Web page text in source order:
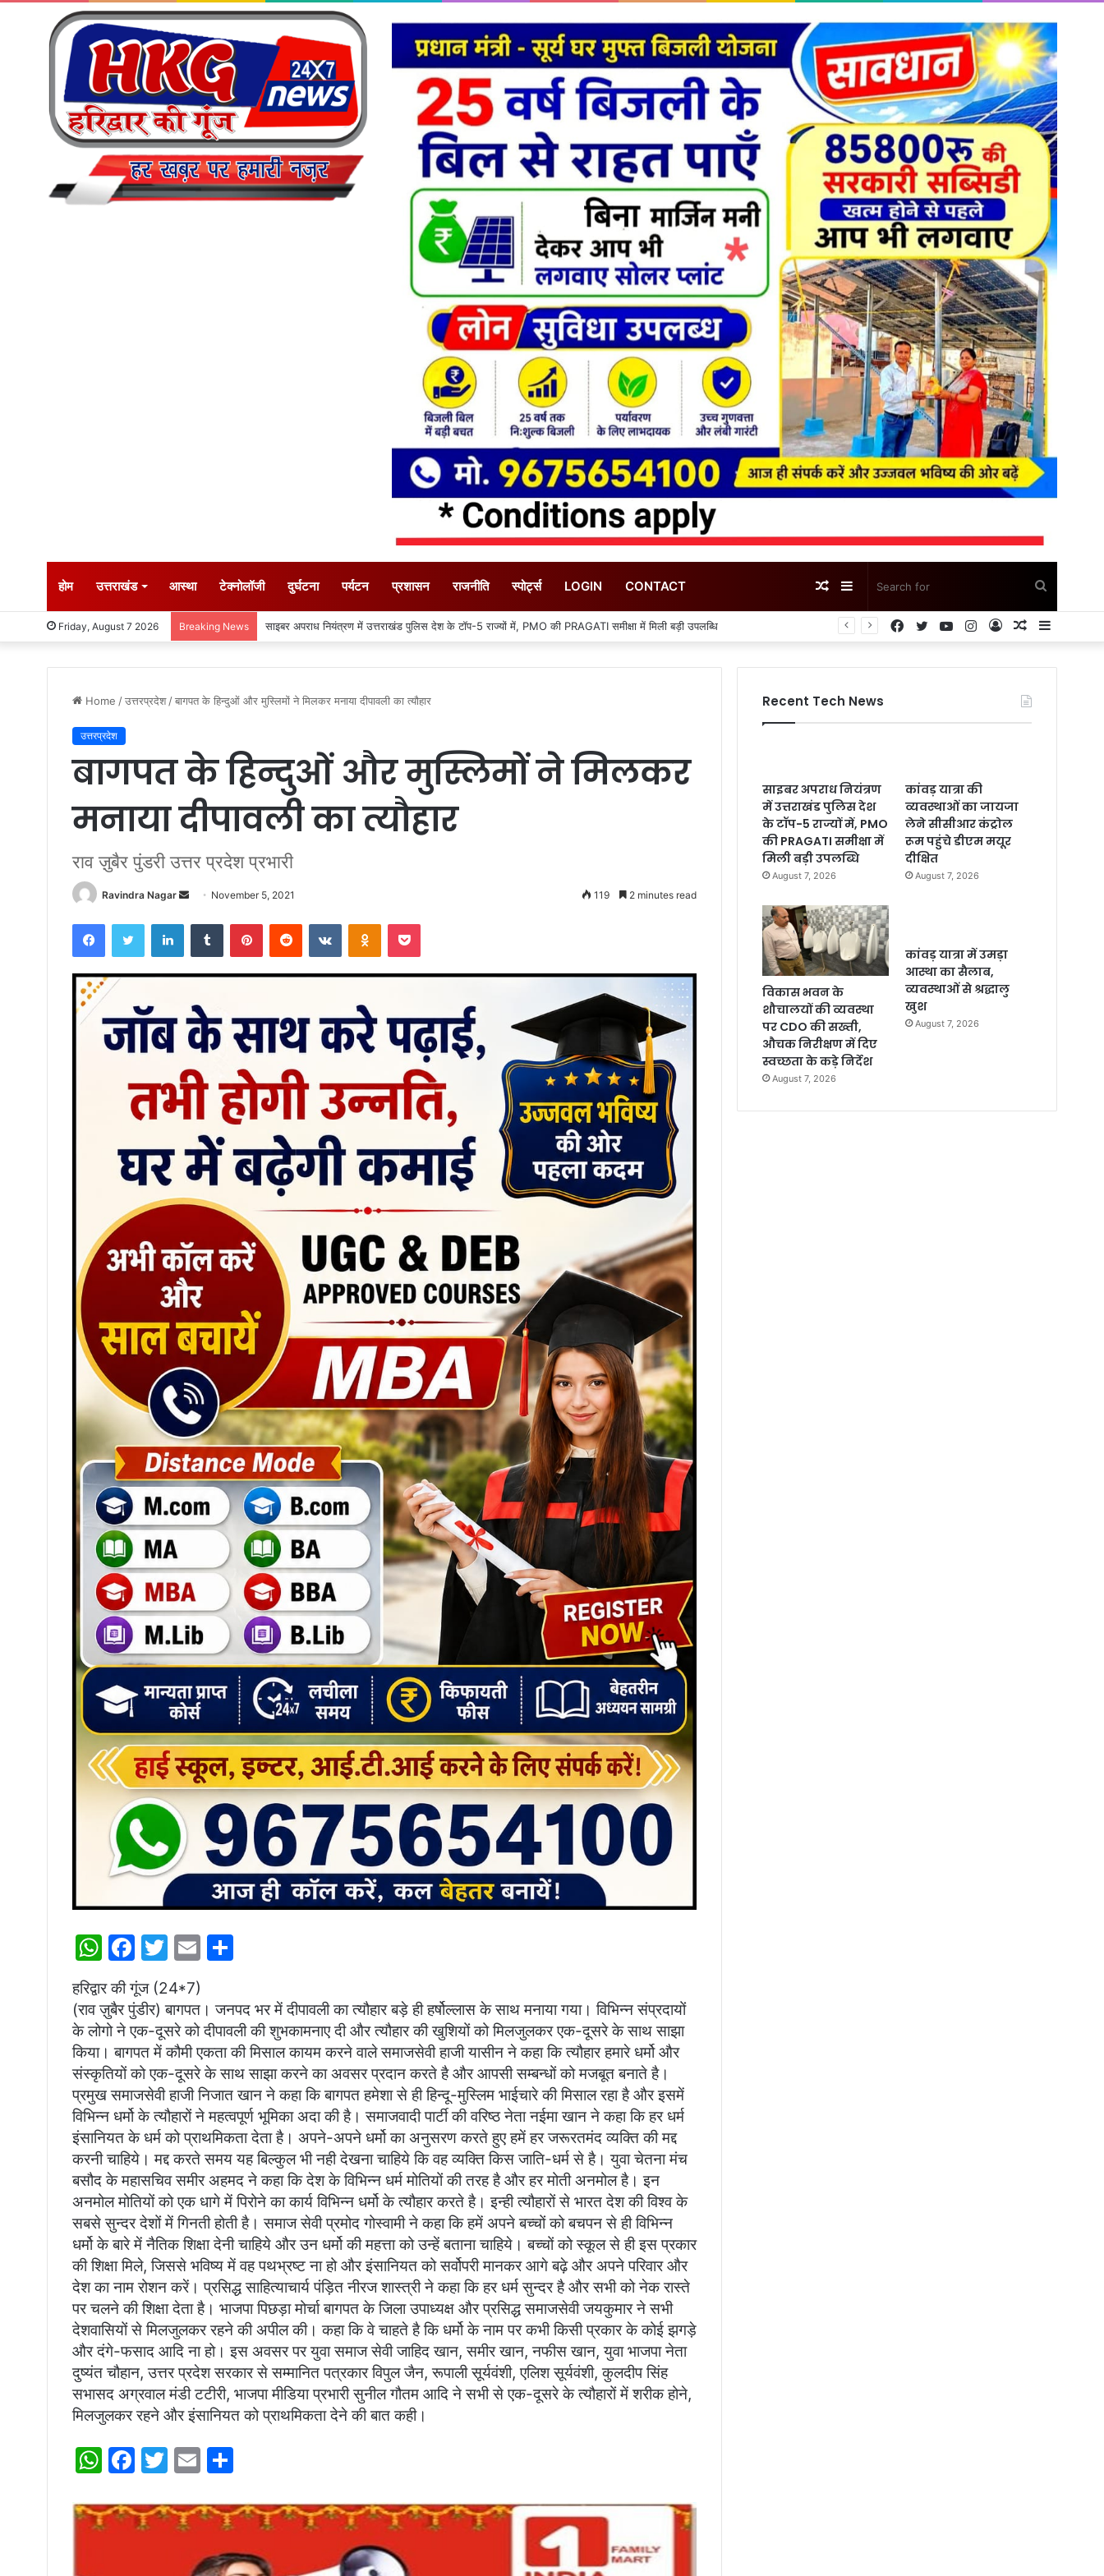
होम उत्तराखंड आस्था टेक्नोलॉजी दुर्घटना पर्यटन प्रशासन राजनीति स्पोर्ट्स LOGIN CONTACT
for
Sidebar
Random
Article
Friday, August 7 2026 Breaking News कांवड़ यात्रा की व्यवस्थाओं का जायजा लेने सीसीआर कंट्रोल रूम पहुंचे डीएम मयूर दीक्षित Sidebar
Random
Log
Instagram
YouTube
Twitter
Facebook
Home /उत्तरप्रदेश /बागपत के हिन्दुओं और मुस्लिमों ने मिलकर मनाया दीपावली का त्यौहार
उत्तरप्रदेश
बागपत के हिन्दुओं और मुस्लिमों ने मिलकर
मनाया दीपावली का त्यौहार
राव ज़ुबैर पुंडरी उत्तर प्रदेश प्रभारी
Ravindra Nagar
Send
email
November 5, 2021 119 2 minutes read
FacebookTwitter LinkedInTumblr PinterestReddit VKontakteOdnoklassniki
Pocket
W
at
s
A
p
p
F
a
c
e
b
o
o
k
T
itt
er
E
ai
l
ar
e
हरिद्वार की गूंज (24*7)
(राव ज़ुबैर पुंडीर) बागपत। जनपद भर में दीपावली का त्यौहार बड़े ही हर्षोल्लास के साथ मनाया गया। विभिन्न संप्रदायों
के लोगो ने एक-दूसरे को दीपावली की शुभकामनाए दी और त्यौहार की खुशियों को मिलजुलकर एक-दूसरे के साथ साझा
किया। बागपत में कौमी एकता की मिसाल कायम करने वाले समाजसेवी हाजी यासीन ने कहा कि त्यौहार हमारे धर्मो और
संस्कृतियों को एक-दूसरे के साथ साझा करने का अवसर प्रदान करते है और आपसी सम्बन्धों को मजबूत बनाते है।
प्रमुख समाजसेवी हाजी निजात खान ने कहा कि बागपत हमेशा से ही हिन्दू-मुस्लिम भाईचारे की मिसाल रहा है और इसमें
विभिन्न धर्मो के त्यौहारों ने महत्वपूर्ण भूमिका अदा की है। समाजवादी पार्टी की वरिष्ठ नेता नईमा खान ने कहा कि हर धर्म
इंसानियत के धर्म को प्राथमिकता देता है। अपने-अपने धर्मो का अनुसरण करते हुए हमें हर जरूरतमंद व्यक्ति की मद्द
करनी चाहिये। मद्द करते समय यह बिल्कुल भी नही देखना चाहिये कि वह व्यक्ति किस जाति-धर्म से है। युवा चेतना मंच
बसौद के महासचिव समीर अहमद ने कहा कि देश के विभिन्न धर्म मोतियों की तरह है और हर मोती अनमोल है। इन
अनमोल मोतियों को एक धागे में पिरोने का कार्य विभिन्न धर्मो के त्यौहार करते है। इन्ही त्यौहारों से भारत देश की विश्व के
सबसे सुन्दर देशों में गिनती होती है। समाज सेवी प्रमोद गोस्वामी ने कहा कि हमें अपने बच्चों को बचपन से ही विभिन्न
धर्मो के बारे में नैतिक शिक्षा देनी चाहिये और उन धर्मो की महत्ता को उन्हें बताना चाहिये। बच्चों को स्कूल से ही इस प्रकार
की शिक्षा मिले, जिससे भविष्य में वह पथभ्रष्ट ना हो और इंसानियत को सर्वोपरी मानकर आगे बढ़े और अपने परिवार और
देश का नाम रोशन करें। प्रसिद्ध साहित्याचार्य पंड़ित नीरज शास्त्री ने कहा कि हर धर्म सुन्दर है और सभी को नेक रास्ते
पर चलने की शिक्षा देता है। भाजपा पिछड़ा मोर्चा बागपत के जिला उपाध्यक्ष और प्रसिद्ध समाजसेवी जयकुमार ने सभी
देशवासियों से मिलजुलकर रहने की अपील की। कहा कि वे चाहते है कि धर्मो के नाम पर कभी किसी प्रकार के कोई झगड़े
और दंगे-फसाद आदि ना हो। इस अवसर पर युवा समाज सेवी जाहिद खान, समीर खान, नफीस खान, युवा भाजपा नेता
दुष्यंत चौहान, उत्तर प्रदेश सरकार से सम्मानित पत्रकार विपुल जैन, रूपाली सूर्यवंशी, एलिश सूर्यवंशी, कुलदीप सिंह
सभासद अग्रवाल मंडी टटीरी, भाजपा मीडिया प्रभारी सुनील गौतम आदि ने सभी से एक-दूसरे के त्यौहारों में शरीक होने,
मिलजुलकर रहने और इंसानियत को प्राथमिकता देने की बात कही।
W
at
s
F
c
e
T
itt
er
E
ai ar
e
Recent Tech News
साइबर अपराध नियंत्रण
में उत्तराखंड पुलिस देश
के टॉप-5 राज्यों में, PMO
की PRAGATI समीक्षा में
मिली बड़ी उपलब्धि
August 7, 2026
कांवड़ यात्रा की
व्यवस्थाओं का जायजा
लेने सीसीआर कंट्रोल
रूम पहुंचे डीएम मयूर
दीक्षित
August 7, 2026
विकास भवन के
शौचालयों की व्यवस्था
पर CDO की सख्ती,
औचक निरीक्षण में दिए
स्वच्छता के कड़े निर्देश
August 7, 2026
कांवड़ यात्रा में उमड़ा
आस्था का सैलाब,
व्यवस्थाओं से श्रद्धालु
खुश
August 7, 2026